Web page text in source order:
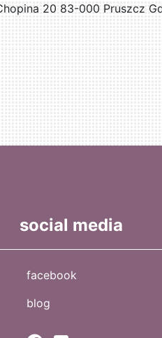
20 83-000 Pruszcz
social media
facebook
blog